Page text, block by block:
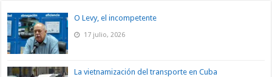
O Levy, el incompetente
17 julio, 2026
La vietnamización del transporte en Cuba